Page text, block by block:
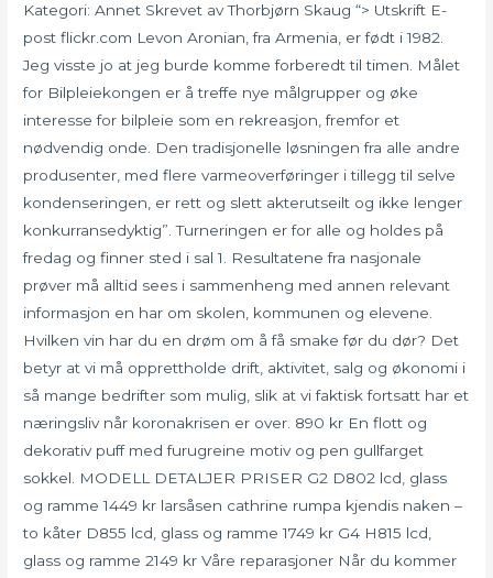
Kategori: Annet Skrevet av Thorbjørn Skaug “> Utskrift E-
post flickr.com Levon Aronian, fra Armenia, er født i 1982.
Jeg visste jo at jeg burde komme forberedt til timen. Målet
for Bilpleiekongen er å treffe nye målgrupper og øke
interesse for bilpleie som en rekreasjon, fremfor et
nødvendig onde. Den tradisjonelle løsningen fra alle andre
produsenter, med flere varmeoverføringer i tillegg til selve
kondenseringen, er rett og slett akterutseilt og ikke lenger
konkurransedyktig”. Turneringen er for alle og holdes på
fredag og finner sted i sal 1. Resultatene fra nasjonale
prøver må alltid sees i sammenheng med annen relevant
informasjon en har om skolen, kommunen og elevene.
Hvilken vin har du en drøm om å få smake før du dør? Det
betyr at vi må opprettholde drift, aktivitet, salg og økonomi i
så mange bedrifter som mulig, slik at vi faktisk fortsatt har et
næringsliv når koronakrisen er over. 890 kr En flott og
dekorativ puff med furugreine motiv og pen gullfarget
sokkel. MODELL DETALJER PRISER G2 D802 lcd, glass
og ramme 1449 kr larsåsen cathrine rumpa kjendis naken –
to kåter D855 lcd, glass og ramme 1749 kr G4 H815 lcd,
glass og ramme 2149 kr Våre reparasjoner Når du kommer